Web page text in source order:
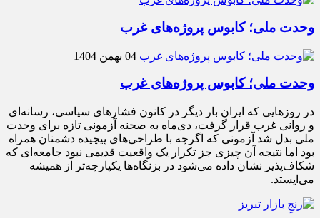
وحدت ملی؛ کابوس پروژه‌های غرب
04 بهمن 1404
وحدت ملی؛ کابوس پروژه‌های غرب
در روزهایی که ایران بار دیگر در کانون فشارهای سیاسی، رسانه‌ای
و روانی غرب قرار گرفت، دی‌ماه به صحنه آزمونی تازه برای وحدت
ملی بدل شد آزمونی که اگرچه با طراحی‌های پیچیده دشمنان همراه
بود اما نتیجه آن چیزی جز تکرار یک واقعیت قدیمی نبود جامعه‌ای که
شکاف‌پذیر نشان داده می‌شود در بزنگاه‌ها یکپارچه‌تر از همیشه
می‌ایستد.